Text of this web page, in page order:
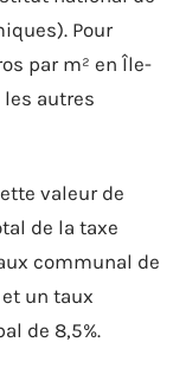
Pour
par m² en Île-
les autres
valeur de
de la taxe
communal de
un taux
de 8,5%.